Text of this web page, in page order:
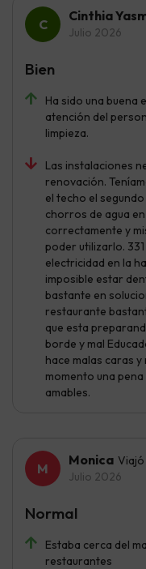
Cinthia
Julio 2026
Ha sido una buena
atención del
limpieza.
Las instalaciones
renovación.
el techo el
chorros de agua
correctamente y
poder utilizarlo.
electricidad en la
imposible estar
bastante en
restaurante
que esta
borde y mal
hace malas caras
momento una
amables.
Bien
Monica Viajó
Julio 2026
Estaba cerca del
restaurantes
Normal